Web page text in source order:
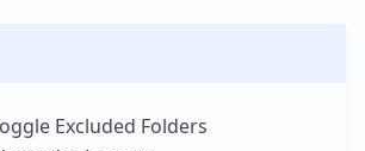
Excluded Folders